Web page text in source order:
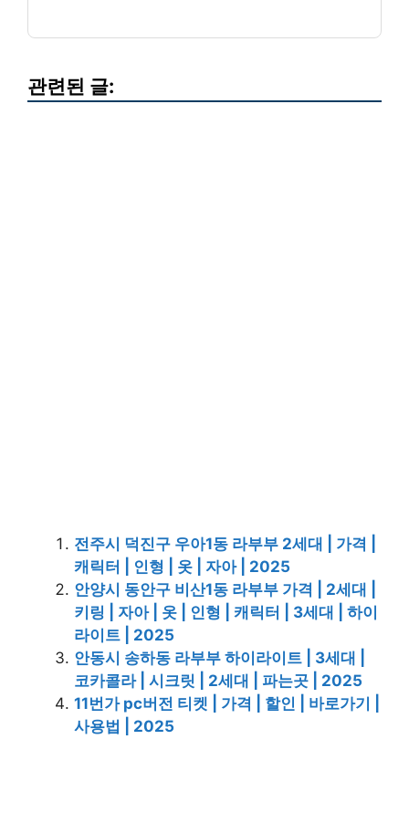
관련된 글:
전주시 덕진구 우아1동 라부부 2세대 | 가격 |
캐릭터 | 인형 | 옷 | 자아 | 2025
안양시 동안구 비산1동 라부부 가격 | 2세대 |
키링 | 자아 | 옷 | 인형 | 캐릭터 | 3세대 | 하이
라이트 | 2025
안동시 송하동 라부부 하이라이트 | 3세대 |
코카콜라 | 시크릿 | 2세대 | 파는곳 | 2025
11번가 pc버전 티켓 | 가격 | 할인 | 바로가기 |
사용법 | 2025